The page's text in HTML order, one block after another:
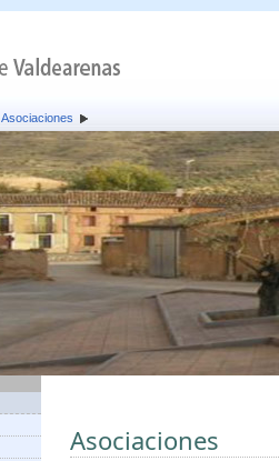
Asociaciones
Asociaciones